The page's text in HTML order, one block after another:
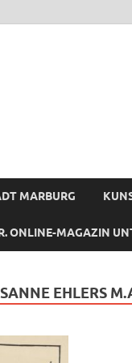
MARBURG
ONLINE-MAGAZIN
EHLERS